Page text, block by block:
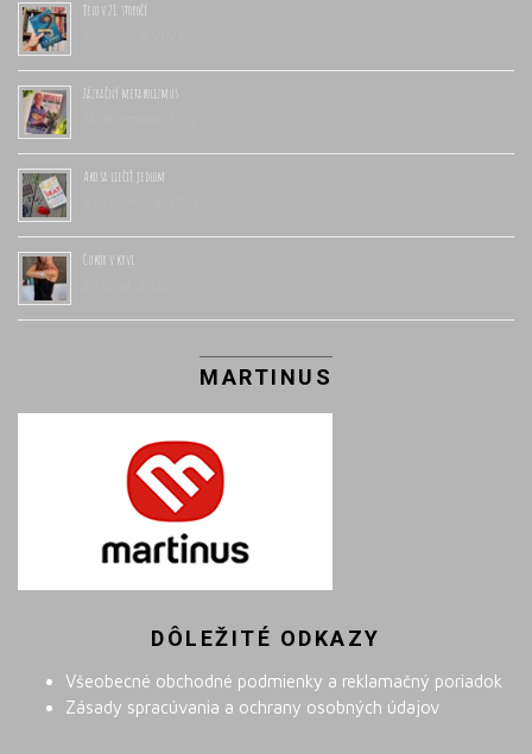
Telo v 21. storočí
Zázračný metabolizmus
Ako sa liečiť jedlom
Cukor v krvi
MARTINUS
DÔLEŽITÉ ODKAZY
Všeobecné obchodné podmienky a reklamačný poriadok
Zásady spracúvania a ochrany osobných údajov